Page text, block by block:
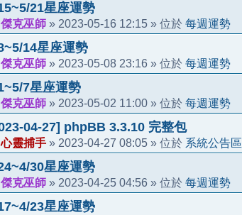
21星座運勢
傑克巫師 » 2023-05-16 12:15 » 位於 每週運勢
14星座運勢
傑克巫師 » 2023-05-08 23:16 » 位於 每週運勢
7星座運勢
傑克巫師 » 2023-05-02 11:00 » 位於 每週運勢
04-27] phpBB 3.3.10 完整包
心靈捕手 » 2023-04-27 08:05 » 位於 系統公告區
30星座運勢
傑克巫師 » 2023-04-25 04:56 » 位於 每週運勢
23星座運勢